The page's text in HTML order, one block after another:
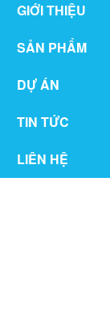
GIỚI THIỆU
SẢN PHẨM
DỰ ÁN
TIN TỨC
LIÊN HỆ